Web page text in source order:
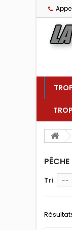
PÊCHE
Tri --